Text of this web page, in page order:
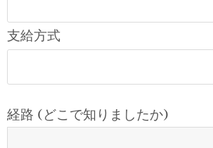
支給方式
経路 (どこで知りましたか)